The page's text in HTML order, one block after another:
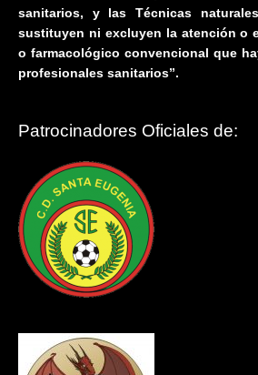
sanitarios, y las Técnicas
sustituyen ni excluyen la atención o
o farmacológico convencional que
profesionales sanitarios”.
Patrocinadores Oficiales de: